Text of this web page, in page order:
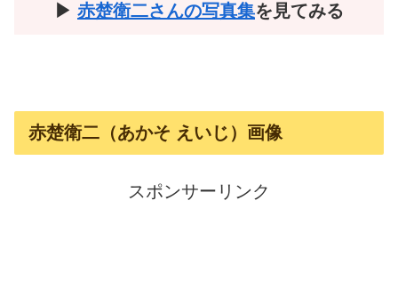
▶︎ 赤楚衛二さんの写真集を見てみる
赤楚衛二（あかそ えいじ）画像
スポンサーリンク